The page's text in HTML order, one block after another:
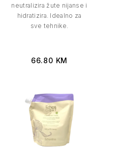
neutralizira žute nijanse i
hidratizira. Idealno za
sve tehnike.
66.80 KM